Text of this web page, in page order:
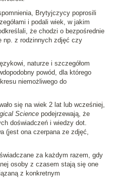
Brytyjczycy poprosili
i podali wiek, w jakim
że chodzi o bezpośrednie
np. z rodzinnych zdjęć czy
naturze i szczegółom
powód, dla którego
niemożliwego do
się na wiek 2 lat lub wcześniej,
Science podejrzewają, że
doświadczeń i wiedzy dot.
(jest ona czerpana ze zdjęć,
za każdym razem, gdy
osoby z czasem stają się one
z konkretnym